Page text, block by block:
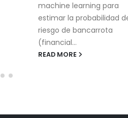
machine learning para
estimar la probabilidad
riesgo de bancarrota
(financial...
READ MORE